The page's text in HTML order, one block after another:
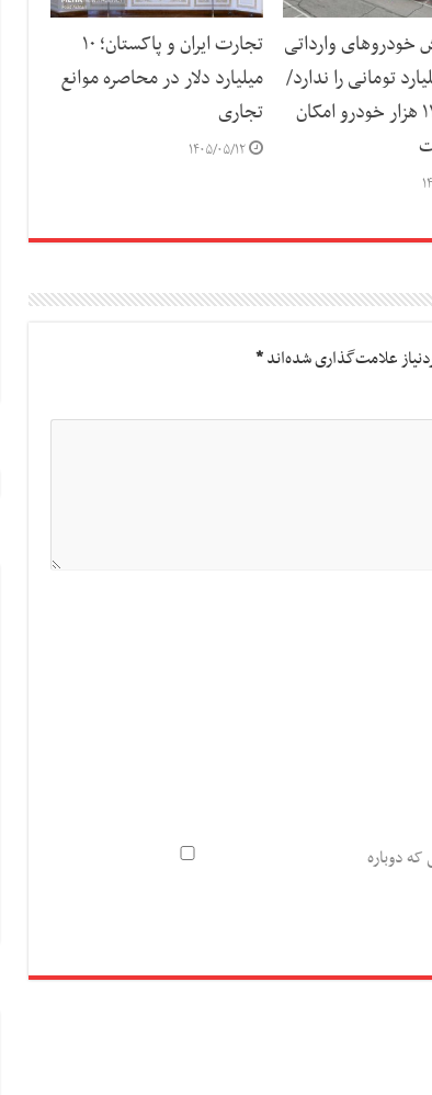
خودرو‌های وارداتی
۱۰ میلیارد تومانی را ندارد/
واردات ۱۱۰ هزار خودرو امکان
تجارت ایران و پاکستان؛ ۱۰
میلیارد دلار در محاصره موانع
تجاری
۱۴۰۵/۰۵/۱۲
علامت‌گذاری شده‌اند*
که دوباره